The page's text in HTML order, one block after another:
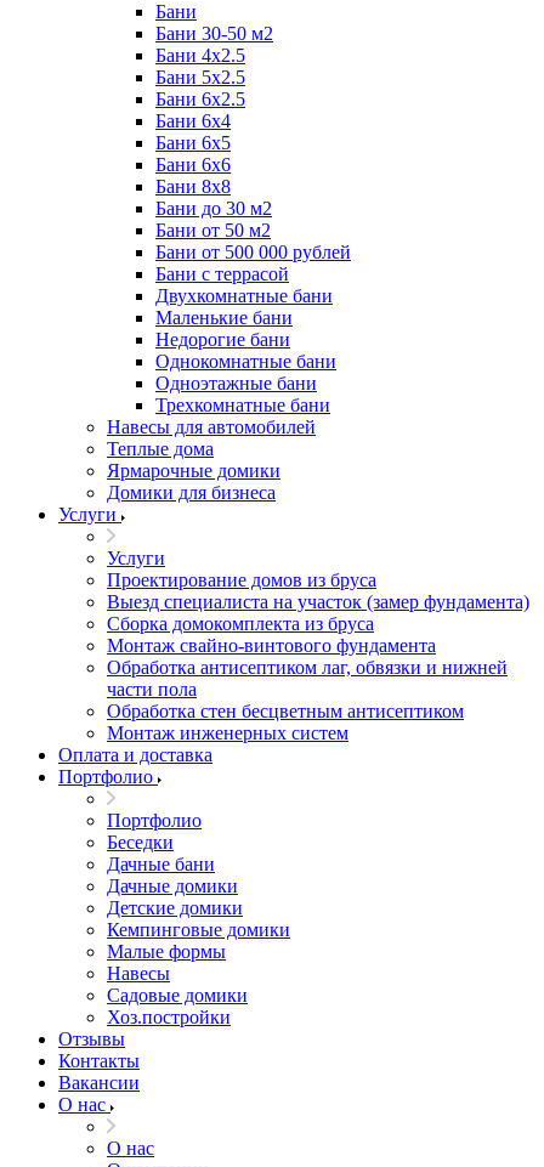
Бани
Бани 30-50 м2
Бани 4x2.5
Бани 5x2.5
Бани 6x2.5
Бани 6х4
Бани 6х5
Бани 6х6
Бани 8x8
Бани до 30 м2
Бани от 50 м2
Бани от 500 000 рублей
Бани с террасой
Двухкомнатные бани
Маленькие бани
Недорогие бани
Однокомнатные бани
Одноэтажные бани
Трехкомнатные бани
Навесы для автомобилей
Теплые дома
Ярмарочные домики
Домики для бизнеса
Услуги
Услуги
Проектирование домов из бруса
Выезд специалиста на участок (замер фундамента)
Сборка домокомплекта из бруса
Монтаж свайно-винтового фундамента
Обработка антисептиком лаг, обвязки и нижней
части пола
Обработка стен бесцветным антисептиком
Монтаж инженерных систем
Оплата и доставка
Портфолио
Портфолио
Беседки
Дачные бани
Дачные домики
Детские домики
Кемпинговые домики
Малые формы
Навесы
Садовые домики
Хоз.постройки
Отзывы
Контакты
Вакансии
О нас
О нас